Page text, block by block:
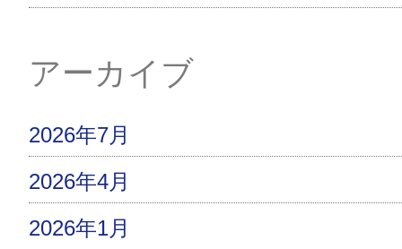
アーカイブ
2026年7月
2026年4月
2026年1月